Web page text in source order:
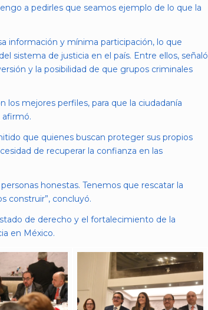
a pedirles que seamos ejemplo de lo que la
información y mínima participación, lo que
sistema de justicia en el país. Entre ellos, señaló
y la posibilidad de que grupos criminales
mejores perfiles, para que la ciudadanía
afirmó.
que quienes buscan proteger sus propios
de recuperar la confianza en las
honestas. Tenemos que rescatar la
construir”, concluyó.
de derecho y el fortalecimiento de la
en México.